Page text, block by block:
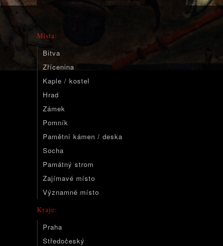
Místa:
Bitva
Zřícenina
Kaple / kostel
Hrad
Zámek
Pomník
Pamětní kámen / deska
Socha
Památný strom
Zajímavé místo
Významné místo
Kraje:
Praha
Středočeský